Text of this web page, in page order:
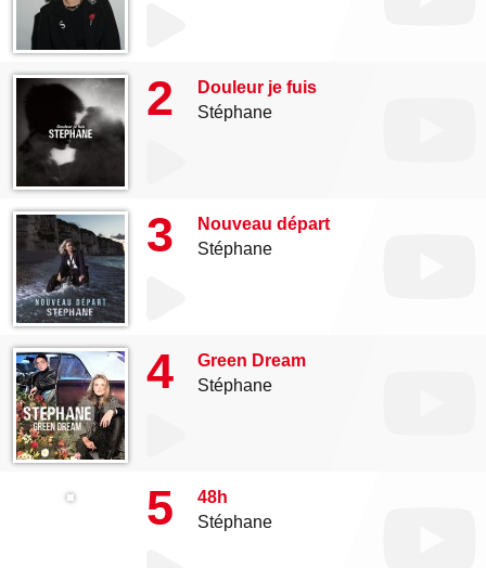
2
Douleur je fuis
Stéphane
3
Nouveau départ
Stéphane
4
Green Dream
Stéphane
5
48h
Stéphane